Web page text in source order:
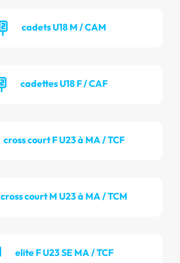
cadets U18 M / CAM
cadettes U18 F / CAF
cross court F U23 à MA / TCF
cross court M U23 à MA / TCM
elite F U23 SE MA / TCF